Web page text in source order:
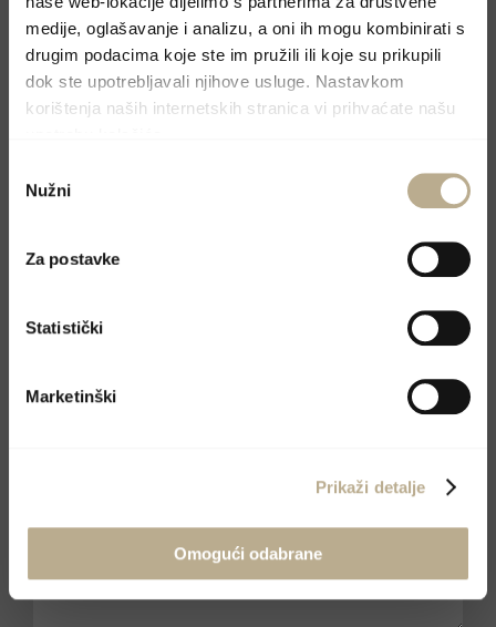
medije, oglašavanje i analizu, a oni ih mogu kombinirati s
drugim podacima koje ste im pružili ili koje su prikupili
dok ste upotrebljavali njihove usluge. Nastavkom
korištenja naših internetskih stranica vi prihvaćate našu
pristanka
Nužni
Za postavke
Statistički
Marketinški
Prikaži detalje
Omogući odabrane
roku.